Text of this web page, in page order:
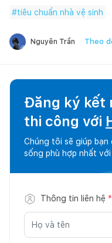
#tiêu chuẩn nhà vệ sinh
Nguyên Trần Theo
Đăng ký kết
thi công với
Chúng tôi sẽ giúp
sống phù hợp nhất
Thông tin liên hệ *